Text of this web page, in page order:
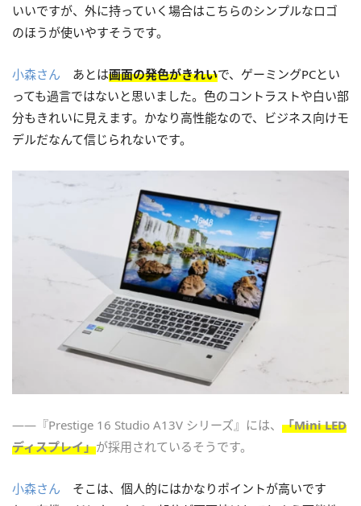
いいですが、外に持っていく場合はこちらのシンプルなロゴ
のほうが使いやすそうです。
小森さん あとは画面の発色がきれいで、ゲーミングPCとい
っても過言ではないと思いました。色のコントラストや白い部
分もきれいに見えます。かなり高性能なので、ビジネス向けモ
デルだなんて信じられないです。
――『Prestige 16 Studio A13V シリーズ』には、 「Mini LED
ディスプレイ」が採用されているそうです。
小森さん
そこは、個人的にはかなりポイントが高いです